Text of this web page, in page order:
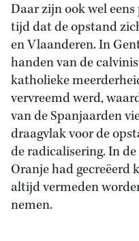
Daar zijn ook wel
tijd dat de opstand
en Vlaanderen. In
handen van de
katholieke
vervreemd werd,
van de Spanjaarden
draagvlak voor de
de radicalisering. In
Oranje had gecreëerd
altijd vermeden
nemen.